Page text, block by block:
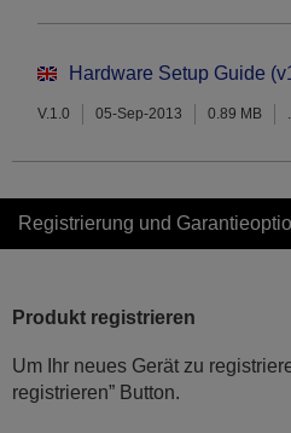
Hardware Setup Guide
V.1.0 05-Sep-2013 0.89 MB
Registrierung und
Produkt registrieren
Um Ihr neues Gerät zu
registrieren” Button.